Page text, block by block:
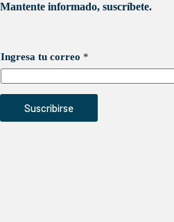
Mantente informado, suscríbete.
Ingresa tu correo *
Suscribirse